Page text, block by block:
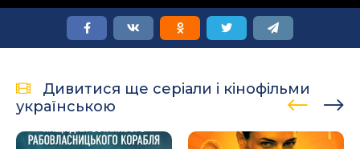
Дивитися ще серіали і кінофільми
українською